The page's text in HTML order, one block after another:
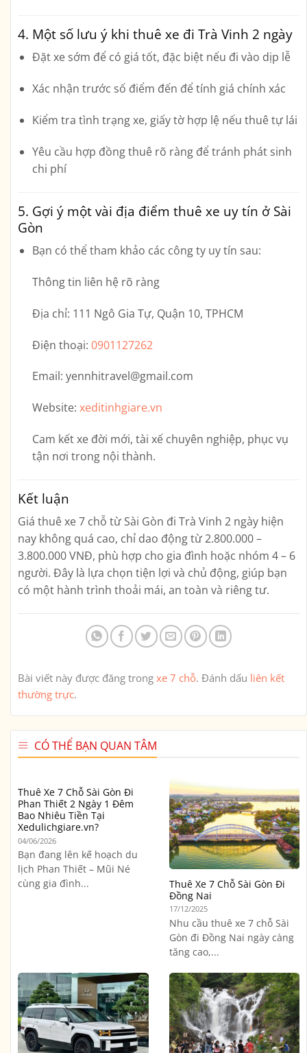
4. Một số lưu ý khi thuê xe đi Trà Vinh 2 ngày
Đặt xe sớm để có giá tốt, đặc biệt nếu đi vào dịp lễ
Xác nhận trước số điểm đến để tính giá chính xác
Kiểm tra tình trạng xe, giấy tờ hợp lệnếu thuê tự lái
Yêu cầu hợp đồng thuê rõ ràngđể tránh phát sinh
chi phí
5. Gợi ý một vài địa điểm thuê xe uy tín ở Sài
Gòn
Bạn có thể tham khảo các công ty uy tín sau:
Thông tin liên hệ rõ ràng
Địa chỉ: 111 Ngô Gia Tự, Quận 10, TPHCM
Điện thoại: 0901127262
Email: yennhitravel@gmail.com
Website: xeditinhgiare.vn
Cam kết xe đời mới, tài xế chuyên nghiệp, phục vụ
tận nơi trong nội thành.
Kết luận
Giá thuê xe 7 chỗ từ Sài Gòn đi Trà Vinh 2 ngày hiện
nay không quá cao, chỉ dao động từ2.800.000 –
3.800.000 VNĐ, phù hợp cho gia đình hoặc nhóm 4 – 6
người. Đây là lựa chọn tiện lợi và chủ động, giúp bạn
có một hành trình thoải mái, an toàn và riêng tư.
Bài viết này được đăng trong xe 7 chỗ. Đánh dấu liên kết
thường trực.
CÓ THỂ BẠN QUAN TÂM
Thuê Xe 7 Chỗ Sài Gòn Đi
Phan Thiết 2 Ngày 1 Đêm
Bao Nhiêu Tiền Tại
Xedulichgiare.vn?
04/06/2026
Bạn đang lên kế hoạch du
lịch Phan Thiết – Mũi Né
cùng gia đình...
Thuê Xe 7 Chỗ Sài Gòn Đi
Đồng Nai
17/12/2025
Nhu cầu thuê xe 7 chỗ Sài
Gòn đi Đồng Nai ngày càng
tăng cao,...